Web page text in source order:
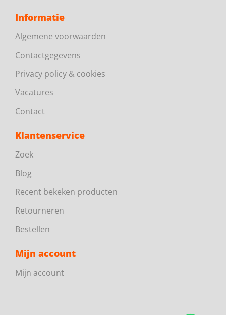
Informatie
Algemene voorwaarden
Contactgegevens
Privacy policy & cookies
Vacatures
Contact
Klantenservice
Zoek
Blog
Recent bekeken producten
Retourneren
Bestellen
Mijn account
Mijn account